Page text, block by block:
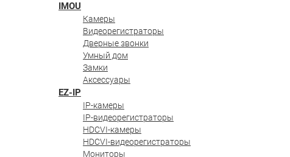
IMOU
Камеры
Видеорегистраторы
Дверные звонки
Умный дом
Замки
Аксессуары
EZ-IP
IP-камеры
IP-видеорегистраторы
HDCVI-камеры
HDCVI-видеорегистраторы
Мониторы